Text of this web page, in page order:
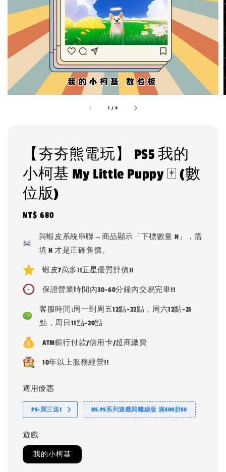
1 /4
【夯夯熊電玩】 PS5 我的
小柯基 My Little Puppy 🀄 (數
位版)
Regular
NT$ 680
與蝦皮系統串聯→商品顯示「下標數量 N」，需
填 N 才是正確售價。
蝦皮7萬多!!五星優質評價!!
保證營業時間內30-60分鐘內交易完畢!!
客服時間:周一到周五12點-22點，周六12點-21
點，周日11點-20點
ATM銀行付款/信用卡/超商繳費
10年以上服務經營!!
適用優惠
PS-買三送1 NS.PS系列遊戲與離線版 滿500折50
遊戲
我的小柯基